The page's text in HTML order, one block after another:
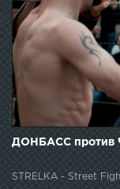
ДОНБАСС против
STRELKA - Street